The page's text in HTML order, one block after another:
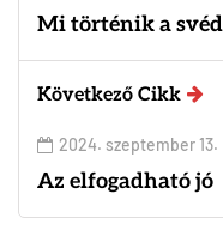
Mi történik a
Következő Cikk
2024. szeptember 13.
Az elfogadható jó